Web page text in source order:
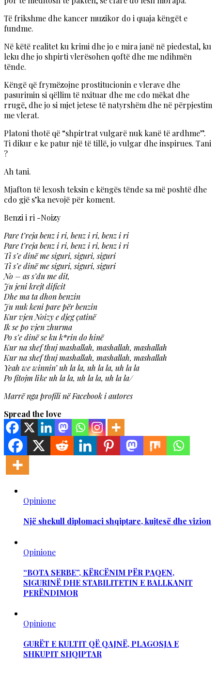
Të frikshme dhe kancer muzikor do i quaja këngët e
fundme.
Në këtë realitet ku krimi dhe jo e mira janë në piedestal, ku
leku dhe jo shpirti vlerësohen qoftë dhe me ndihmën
tënde.
Këngë që frymëzojne prostitucionin e vlerave dhe
pasurimin si qëllim të nxituar dhe me cdo mëkat dhe
rrugë, dhe jo si mjet jetese të natyrshëm dhe në përpjestim
me vlerat.
Platoni thotë që “shpirtrat vulgarë nuk kanë të ardhme”.
Ti dikur e ke patur një të tillë, jo vulgar dhe inspirues. Tani
?
Ah tani.
Mjafton të lexosh teksin e këngës tënde sa më poshtë dhe
cdo gjë s’ka nevojë për koment.
Benzi i ri -Noizy
Pare t’reja benz i ri, benz i ri, benz i ri
Pare t’reja benz i ri, benz i ri, benz i ri
Ti s’e dinë me siguri, siguri, siguri
Ti s’e dinë me siguri, siguri, siguri
No – as s’du me dit,
Ju jeni krejt dificit
Dhe ma ta dhon benzin
Ju nuk keni pare për benzin
Kur vjen Noizy e djeg çatinë
Ik se po vjen zhurma
Po s’e dinë se ku k*rin do hinë
Kur na shef thuj mashallah, mashallah, mashallah
Kur na shef thuj mashallah, mashallah, mashallah
Yeah we winnin’ uh la la, uh la la, uh la la
Po fitojm like uh la la, uh la la, uh la la/
Marrë nga profili në Facebook i autores
Spread the love
Opinione
Një shekull diplomaci shqiptare, kujtesë dhe vizion
Opinione
“BOTA SERBE”, KËRCËNIM PËR PAQEN,
SIGURINË DHE STABILITETIN E BALLKANIT
PERËNDIMOR
Opinione
GURËT E KULTIT QË QAJNË, PLAGOSJA E
SHKUPIT SHQIPTAR